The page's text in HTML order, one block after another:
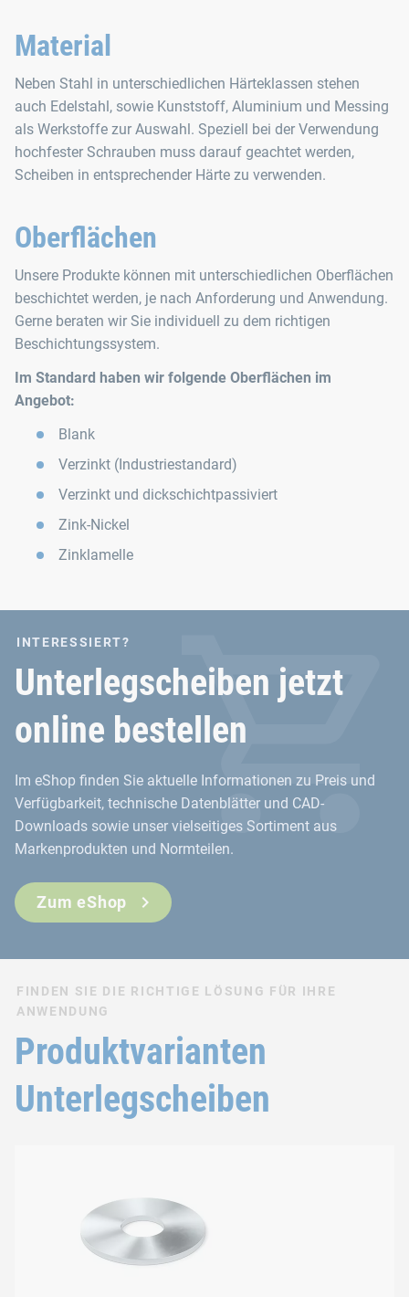
Material
Neben Stahl in unterschiedlichen Härteklassen stehen
auch Edelstahl, sowie Kunststoff, Aluminium und Messing
als Werkstoffe zur Auswahl. Speziell bei der Verwendung
hochfester Schrauben muss darauf geachtet werden,
Scheiben in entsprechender Härte zu verwenden.
Oberflächen
Unsere Produkte können mit unterschiedlichen Oberflächen
beschichtet werden, je nach Anforderung und Anwendung.
Gerne beraten wir Sie individuell zu dem richtigen
Beschichtungssystem.
Im Standard haben wir folgende Oberflächen im
Angebot:
Blank
Verzinkt (Industriestandard)
Verzinkt und dickschichtpassiviert
Zink-Nickel
Zinklamelle
INTERESSIERT?
Unterlegscheiben jetzt
online bestellen
Im eShop finden Sie aktuelle Informationen zu Preis und
Verfügbarkeit, technische Datenblätter und CAD-
Downloads sowie unser vielseitiges Sortiment aus
Markenprodukten und Normteilen.
Zum eShop
FINDEN SIE DIE RICHTIGE LÖSUNG FÜR IHRE
ANWENDUNG
Produktvarianten
Unterlegscheiben